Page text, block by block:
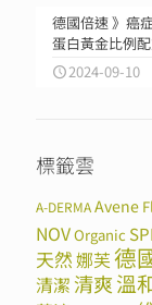
德國倍速 》癌
蛋白黃金比例
2024-09-10
標籤雲
A-DERMAAvene
NOVOrganic
天然娜芙德
清潔清爽溫